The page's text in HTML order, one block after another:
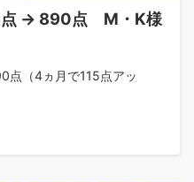
点 → 890点 M・K様
（4ヵ月で115点アッ